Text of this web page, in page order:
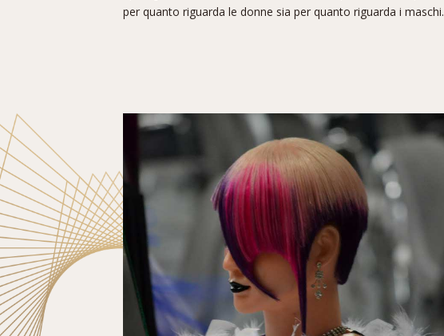
per quanto riguarda le donne sia per quanto riguarda i maschi.